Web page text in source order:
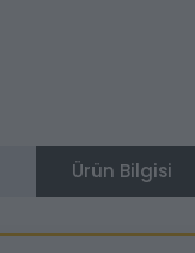
Ürün Bilgisi